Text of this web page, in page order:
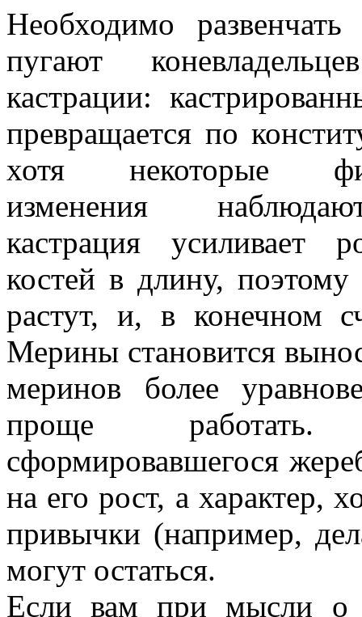
Необходимо
пугают
кастрации:
превращается по
хотя некоторые
изменения
кастрация усиливает
костей в длину,
растут, и, в конечном
Мерины становится
меринов более
проще работать.
сформировавшегося
на его рост, а характер,
привычки (например,
могут остаться.
Если вам при мысли о